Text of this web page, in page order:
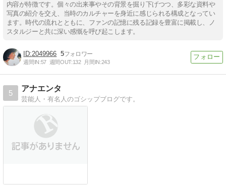
内容が特徴です。個々の出来事やその背景を掘り下げつつ、多彩な資料や
写真の紹介を交え、当時のカルチャーを身近に感じられる構成となってい
ます。時代の流れとともに、ファンの記憶に残る記録を豊富に掲載し、ノ
スタルジーと共に深い感慨を呼び起こします。
2049966 5
週間IN:57 週間OUT:132 月間IN:243
5
アナエンタ
芸能人・有名人のゴシップブログです。